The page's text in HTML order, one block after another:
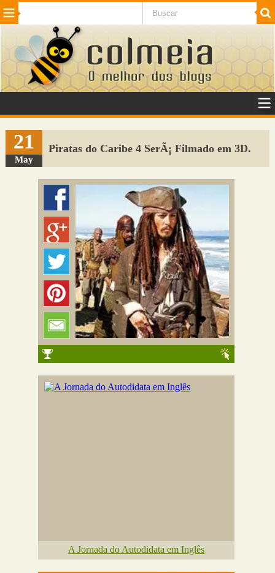
Beleza Cinema e TV
Internet Jogos NotÃ­cias SaÃºde
VeÃ­culos Adulto
Sugerir Link
Adicionar Blog
Colmeia Exchange
21
May
Piratas do Caribe 4 SerÃ¡ Filmado em 3D.
A Jornada do Autodidata em Inglês